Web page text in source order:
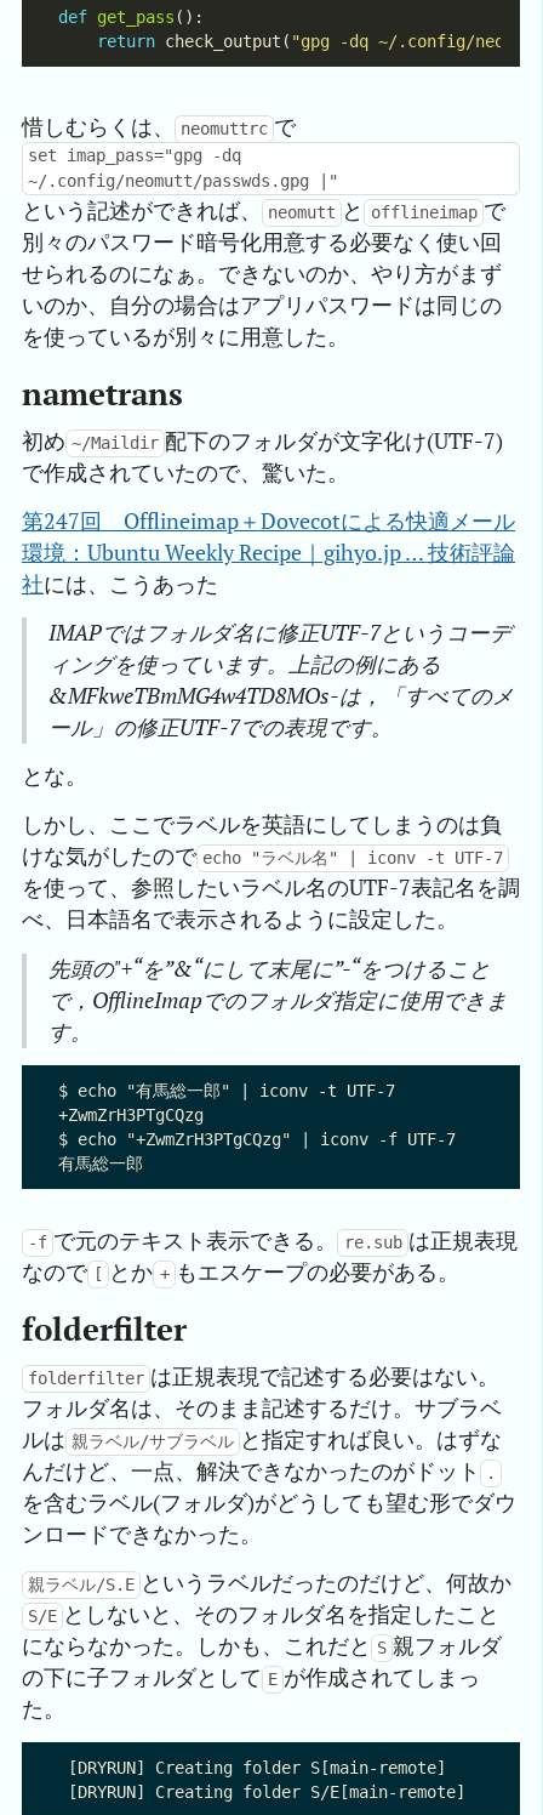
def get_pass
return check_output( "gpg -dq ~/.config/
惜しむらくは、 neomuttrc で
set imap_pass="gpg -dq
~/.config/neomutt/passwds.gpg |"
という記述ができれば、 neomutt と offlineimap で
別々のパスワード暗号化用意する必要なく使い回
せられるのになぁ。できないのか、やり方がまず
いのか、自分の場合はアプリパスワードは同じの
を使っているが別々に用意した。
nametrans
初め ~/Maildir 配下のフォルダが文字化け(UTF-7)
で作成されていたので、驚いた。
第247回　Offlineimap＋Dovecotによる快適メール
環境：Ubuntu Weekly Recipe｜gihyo.jp … 技術評論
社には、こうあった
IMAPではフォルダ名に修正UTF-7というコーデ
ィングを使っています。上記の例にある
&MFkweTBmMG4w4TD8MOs-は，「⁠すべてのメ
ール」の修正UTF-7での表現です。
とな。
しかし、ここでラベルを英語にしてしまうのは負
けな気がしたので echo "ラベル名" | iconv -t UTF-7
を使って、参照したいラベル名のUTF-7表記名を調
べ、日本語名で表示されるように設定した。
先頭の"+“を”&“にして末尾に”-“をつけること
で，OfflineImapでのフォルダ指定に使用できま
す。
$ echo "有馬総一郎" | iconv -t UTF-7
+ZwmZrH3PTgCQzg
$ echo "+ZwmZrH3PTgCQzg" | iconv -f UTF-7
-f で元のテキスト表示できる。 re.sub は正規表現
なので [ とか + もエスケープの必要がある。
folderfilter
folderfilter は正規表現で記述する必要はない。
フォルダ名は、そのまま記述するだけ。サブラベ
ルは 親ラベル/サブラベル と指定すれば良い。はずな
んだけど、一点、解決できなかったのがドット
.
を含むラベル(フォルダ)がどうしても望む形でダウ
ンロードできなかった。
親ラベル/S.E というラベルだったのだけど、何故か
S/E としないと、そのフォルダ名を指定したこと
にならなかった。しかも、これだと
S 親フォルダ
の下に子フォルダとして E が作成されてしまっ
た。
[DRYRUN] Creating folder S[main-remote]